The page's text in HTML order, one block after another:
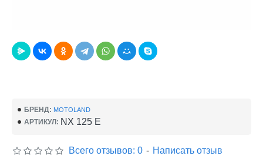
БРЕНД: MOTOLAND
АРТИКУЛ: NX 125 E
Всего отзывов: 0 - Написать отзыв